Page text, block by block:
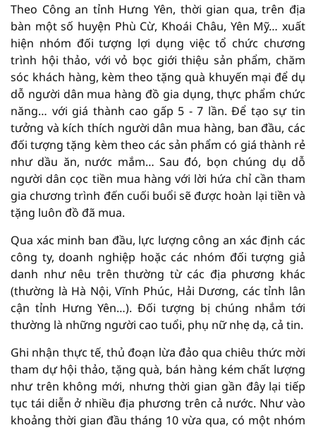
Theo Công an tỉnh Hưng Yên, thời gian qua, trên địa
bàn một số huyện Phù Cừ, Khoái Châu, Yên Mỹ… xuất
hiện nhóm đối tượng lợi dụng việc tổ chức chương
trình hội thảo, với vỏ bọc giới thiệu sản phẩm, chăm
sóc khách hàng, kèm theo tặng quà khuyến mại để dụ
dỗ người dân mua hàng đồ gia dụng, thực phẩm chức
năng… với giá thành cao gấp 5 - 7 lần. Để tạo sự tin
tưởng và kích thích người dân mua hàng, ban đầu, các
đối tượng tặng kèm theo các sản phẩm có giá thành rẻ
như dầu ăn, nước mắm… Sau đó, bọn chúng dụ dỗ
người dân cọc tiền mua hàng với lời hứa chỉ cần tham
gia chương trình đến cuối buổi sẽ được hoàn lại tiền và
tặng luôn đồ đã mua.
Qua xác minh ban đầu, lực lượng công an xác định các
công ty, doanh nghiệp hoặc các nhóm đối tượng giả
danh như nêu trên thường từ các địa phương khác
(thường là Hà Nội, Vĩnh Phúc, Hải Dương, các tỉnh lân
cận tỉnh Hưng Yên…). Đối tượng bị chúng nhắm tới
thường là những người cao tuổi, phụ nữ nhẹ dạ, cả tin.
Ghi nhận thực tế, thủ đoạn lừa đảo qua chiêu thức mời
tham dự hội thảo, tặng quà, bán hàng kém chất lượng
như trên không mới, nhưng thời gian gần đây lại tiếp
tục tái diễn ở nhiều địa phương trên cả nước. Như vào
khoảng thời gian đầu tháng 10 vừa qua, có một nhóm